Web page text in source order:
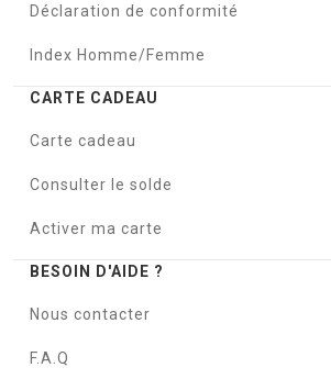
Déclaration de conformité
Index Homme/Femme
CARTE CADEAU
Carte cadeau
Consulter le solde
Activer ma carte
BESOIN D'AIDE ?
Nous contacter
F.A.Q